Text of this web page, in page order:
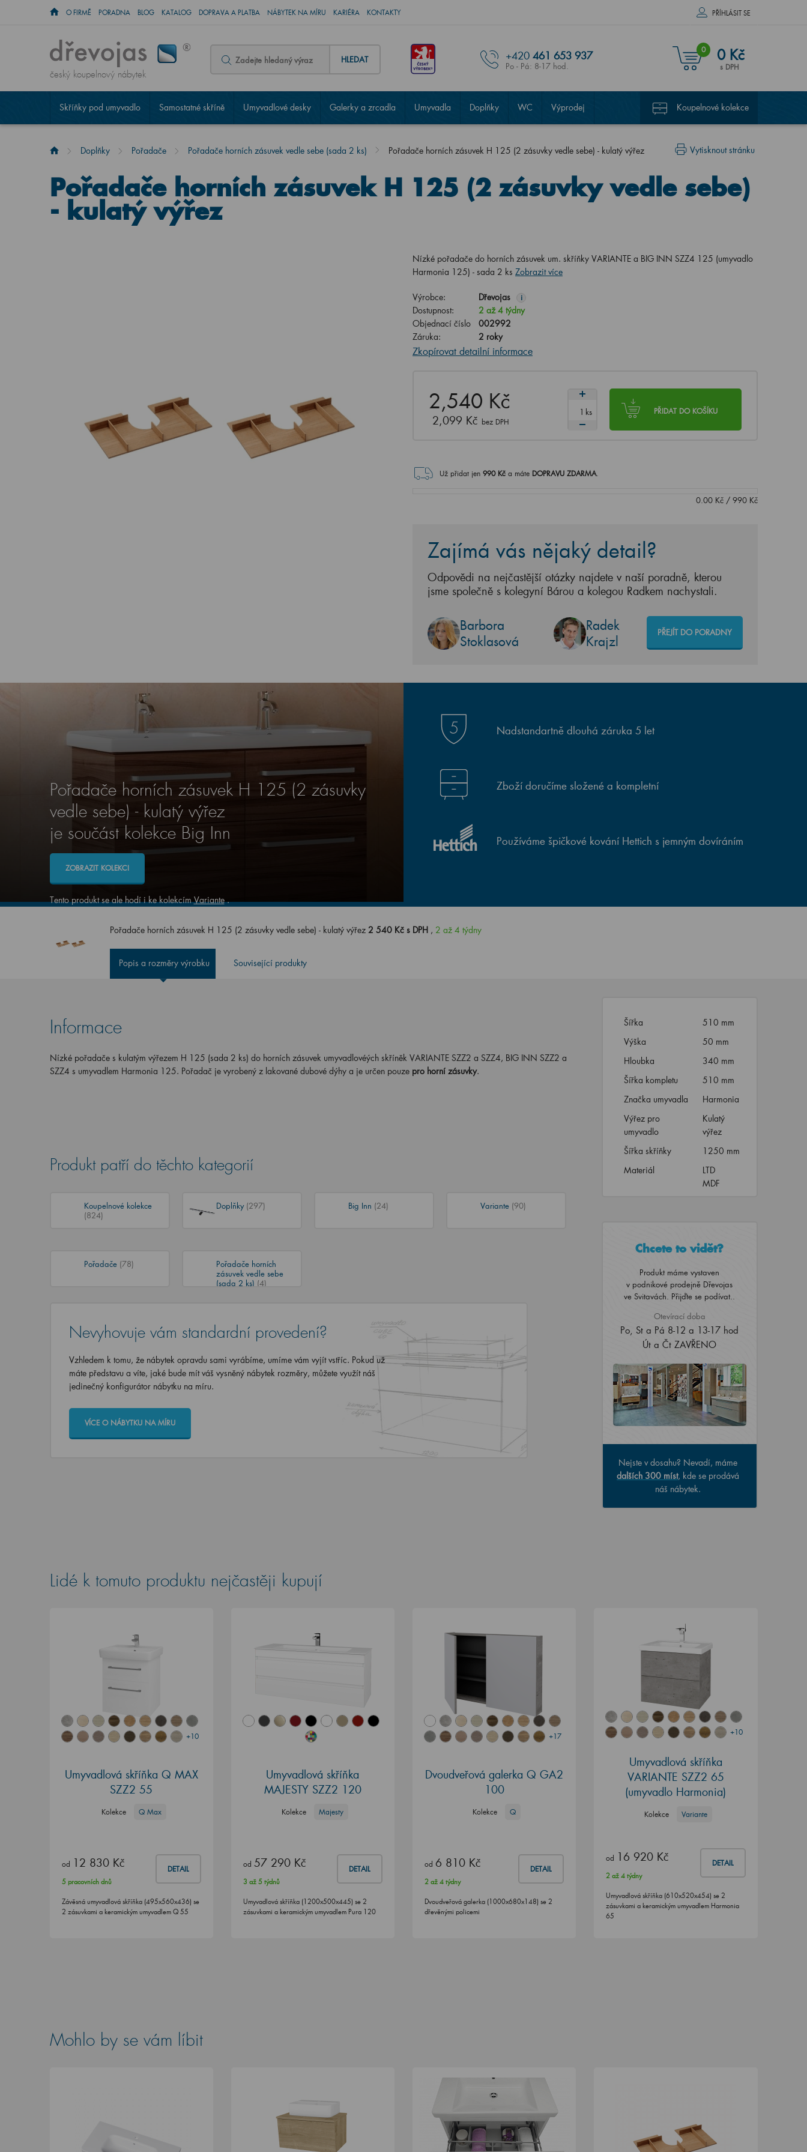
O FIRMĚ PORADNA BLOG KATALOG DOPRAVA A PLATBA NÁBYTEK NA MÍRU KARIÉRA KONTAKTY PŘÍHLÁSIT SE
český koupelnový nábytek
HLEDAT +420 461 653 937
Po - Pá: 8-17 hod.
0 0 Kč
s DPH
Skříňky pod umyvadlo Samostatné skříně Umyvadlové desky Galerky a zrcadla Umyvadla Doplňky WC Výprodej Koupelnové kolekce
Vytisknout stránku
Doplňky Pořadače Pořadače horních zásuvek vedle sebe (sada 2 ks) Pořadače horních zásuvek H 125 (2 zásuvky vedle sebe) - kulatý výřez
Pořadače horních zásuvek H 125 (2 zásuvky vedle sebe)
- kulatý výřez
Nízké pořadače do horních zásuvek um. skříňky VARIANTE a BIG INN SZZ4 125 (umyvadlo
Harmonia 125) - sada 2 ks Zobrazit více
Výrobce: Dřevojas i
Dostupnost:
2 až 4 týdny
Objednací číslo
002992
Záruka:
2 roky
Zkopírovat detailní informace
2,540 Kč
2,099 Kč bez DPH
PŘIDAT DO KOŠÍKU
ks
Už přidat jen 990Kč a máte DOPRAVU ZDARMA.
0.00Kč/ 990Kč
Zajímá vás nějaký detail?
Odpovědi na nejčastější otázky najdete v naší poradně, kterou
jsme společně s kolegyní Bárou a kolegou Radkem nachystali.
Barbora
Stoklasová
Radek
Krajzl
PŘEJÍT DO PORADNY
Pořadače horních zásuvek H 125 (2 zásuvky
vedle sebe) - kulatý výřez
je součást kolekce Big Inn
ZOBRAZIT KOLEKCI
Tento produkt se ale hodí i ke kolekcímVariante.
Nadstandartně dlouhá záruka 5 let
Zboží doručíme složené a kompletní
Používáme špičkové kování Hettich s jemným dovíráním
Pořadače horních zásuvek H 125 (2 zásuvky vedle sebe) - kulatý výřez2 540 Kč s DPH , 2 až 4 týdny
Popis a rozměry výrobku Související produkty
Informace
Nízké pořadače s kulatým výřezem H 125 (sada 2 ks) do horních zásuvek umyvadlovéých skříněk VARIANTE SZZ2 a SZZ4, BIG INN SZZ2 a
SZZ4 s umyvadlem Harmonia 125. Pořadač je vyrobený z lakovanédubové dýhy a je určen pouze pro horní zásuvky.
Produkt patří do těchto kategorií
Koupelnové kolekce
(824)
Doplňky (297) Big Inn (24) Variante (90)
Pořadače (78)
Pořadače horních
zásuvek vedle sebe
(sada 2 ks) (4)
Nevyhovuje vám standardní provedení?
Vzhledem k tomu, že nábytek opravdu sami vyrábíme, umíme vám vyjít vstříc. Pokud už
máte představu a víte, jaké bude mít váš vysněný nábytek rozměry, můžete využít náš
jedinečný konfigurátor nábytku na míru.
VÍCE O NÁBYTKU NA MÍRU
Šířka
510 mm
Výška
50 mm
Hloubka
340 mm
Šířka kompletu
510 mm
Značka umyvadla
Harmonia
Výřez pro
umyvadlo
Kulatý
výřez
Šířka skříňky
1250 mm
Materiál
LTD
MDF
Chcete to vidět?
Produkt máme vystaven
v podnikové prodejně Dřevojas
ve Svitavách. Přijďte se podívat..
Otevírací doba
Po, St a Pá 8-12 a 13-17 hod
Út a Čt ZAVŘENO
Nejste v dosahu? Nevadí, máme
dalších 300 míst, kde se prodává
náš nábytek.
Lidé k tomuto produktu nejčastěji kupují
+10
Umyvadlová skříňka Q MAX
SZZ2 55
Kolekce Q Max
od 12 830 Kč DETAIL
5 pracovních dnů
Závěsná umyvadlová skříňka (495x560x436) se
2 zásuvkami a keramickým umyvadlem Q 55
Umyvadlová skříňka
MAJESTY SZZ2 120
Kolekce Majesty
od 57 290 Kč DETAIL
3 až 5 týdnů
Umyvadlová skříňka (1200x500x445) se 2
zásuvkami a keramickým umyvadlem Pura 120
+17
Dvoudveřová galerka Q GA2
100
Kolekce Q
od 6 810 Kč DETAIL
2 až 4 týdny
Dvoudveřová galerka (1000x680x148) se 2
dřevěnými policemi
+10
Umyvadlová skříňka
VARIANTE SZZ2 65
(umyvadlo Harmonia)
Kolekce Variante
od 16 920 Kč DETAIL
2 až 4 týdny
Umyvadlová skříňka (610x520x454) se 2
zásuvkami a keramickým umyvadlem Harmonia
65
Mohlo by se vám líbit